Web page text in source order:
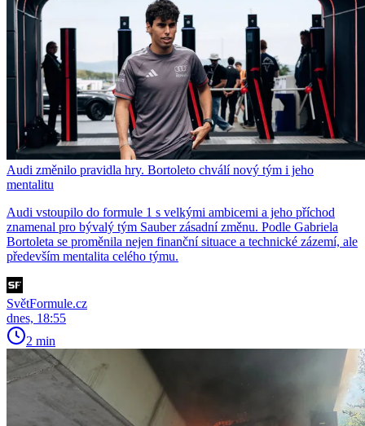
Audi změnilo pravidla hry. Bortoleto chválí nový tým i jeho
mentalitu
Audi vstoupilo do formule 1 s velkými ambicemi a jeho příchod
znamenal pro bývalý tým Sauber zásadní změnu. Podle Gabriela
Bortoleta se proměnila nejen finanční situace a technické zázemí, ale
především mentalita celého týmu.
SvětFormule.cz
dnes, 18:55
2 min